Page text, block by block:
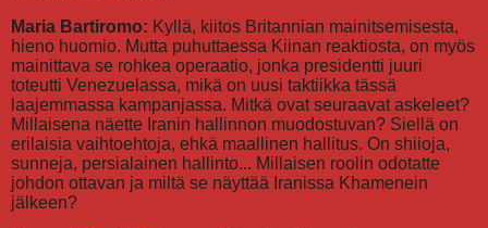
Maria Bartiromo: Kyllä, kiitos Britannian mainitsemisesta,
hieno huomio. Mutta puhuttaessa Kiinan reaktiosta, on myös
mainittava se rohkea operaatio, jonka presidentti juuri
toteutti Venezuelassa, mikä on uusi taktiikka tässä
laajemmassa kampanjassa. Mitkä ovat seuraavat askeleet?
Millaisena näette Iranin hallinnon muodostuvan? Siellä on
erilaisia vaihtoehtoja, ehkä maallinen hallitus. On shiioja,
sunneja, persialainen hallinto... Millaisen roolin odotatte
johdon ottavan ja miltä se näyttää Iranissa Khamenein
jälkeen?